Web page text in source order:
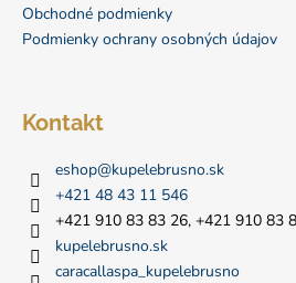
Obchodné podmienky
Podmienky ochrany osobných údajov
Kontakt
eshop@kupelebrusno.sk
+421 48 43 11 546
+421 910 83 83 26, +421 910 83
kupelebrusno.sk
caracallaspa_kupelebrusno